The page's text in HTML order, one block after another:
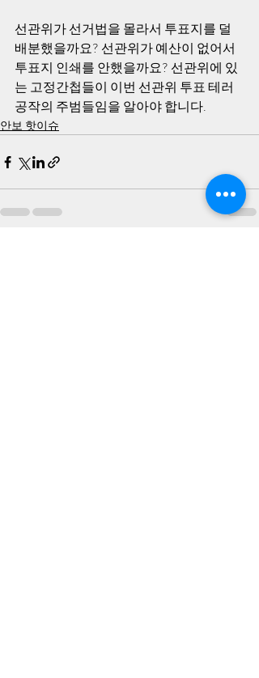
선관위가 선거법을 몰라서 투표지를 덜
배분했을까요? 선관위가 예산이 없어서
투표지 인쇄를 안했을까요? 선관위에 있
는 고정간첩들이 이번 선관위 투표 테러
공작의 주범들임을 알아야 합니다.
안보 핫이슈